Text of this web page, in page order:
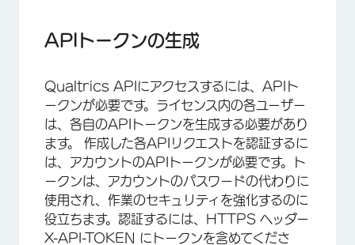
APIトークンの生成
Qualtrics APIにアクセスするには、APIト
ークンが必要です。ライセンス内の各ユーザー
は、各自のAPIトークンを生成する必要があり
ます。 作成した各APIリクエストを認証するに
は、アカウントのAPIトークンが必要です。ト
ークンは、アカウントのパスワードの代わりに
使用され、作業のセキュリティを強化するのに
役立ちます。認証するには、HTTPS ヘッダー
X-API-TOKEN にトークンを含めてくださ